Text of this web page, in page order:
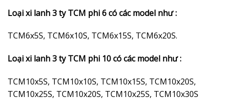
Loại xi lanh 3 ty TCM phi 6 có các model như :
TCM6x5S, TCM6x10S, TCM6x15S, TCM6x20S.
Loại xi lanh 3 ty TCM phi 10 có các model như :
TCM10x5S, TCM10x10S, TCM10x15S, TCM10x20S,
TCM10x25S, TCM10x20S, TCM10x25S, TCM10x30S